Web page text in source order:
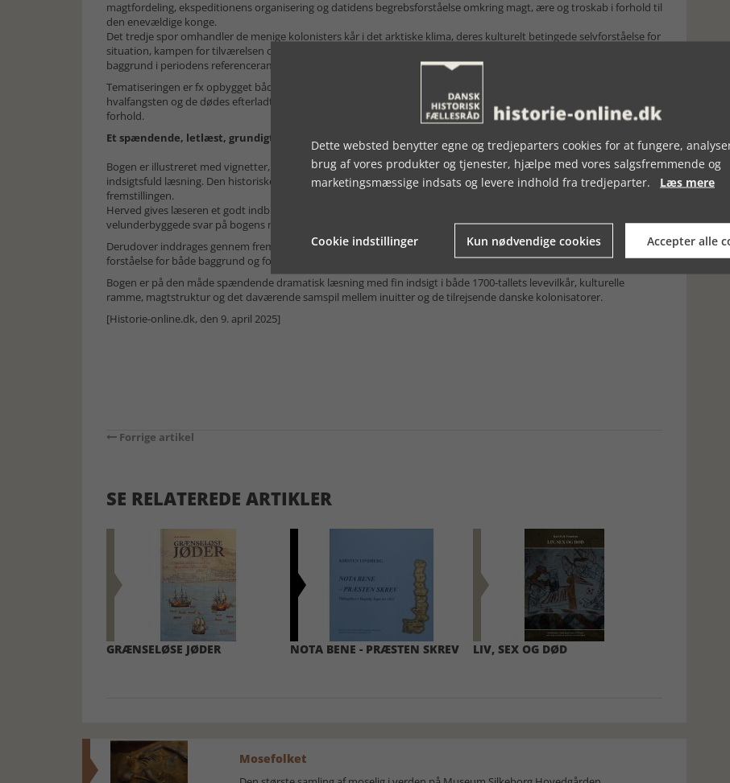
magtfordeling, ekspeditionens organisering og datidens begrebsforståelse omkring magt, ære og troskab i forhold til
den enevældige konge.
Det tredje spor omhandler de menige kolonisters kår i det arktiske klima, deres kulturelt betingede selvforståelse for
situation, kampen for tilværelsen og mødet med inuitterne - alt sammen i sammenhæng ud fra deres kulturelle
baggrund i periodens referenceramme.
Tematiseringen er fx opbygget både i fremstillingens kronologiske forløb og via kapitler centreret om fx kosten,
hvalfangsten og de dødes efterladte skibskister også her med analyse med udgangspunkt i de samtidshistoriske
forhold.
Et spændende, letlæst, grundigt researchet værk
Bogen er illustreret med vignetter, kort, samtidstegninger og fotos og udgør på en gang både spændende og
indsigtsfuld læsning. Den historiske og etniske ramme er bred og velfungerende og dertil fint inkorporeret i
fremstillingen.
Herved gives læseren et godt indblik i de agerendes baggrund og handlinger, som så igen giver glimrende og
velunderbyggede svar på bogens mange ”hvordan og hvorfor” spørgsmål.
Derudover inddrages gennem fremstillingen med stor kvalitet forfatternes stadige afvejning af sammenhæng og
forståelse for både baggrund og forløb af i de mange ofte altødelæggende konflikter og magtkampe.
Bogen er på den måde spændende dramatisk læsning med fin indsigt i både 1700-tallets levevilkår, kulturelle
ramme, magtstruktur og det daværende samspil mellem inuitter og de tilrejsende danske kolonisatorer.
[Historie-online.dk, den 9. april 2025]
Forrige artikel
SE RELATEREDE ARTIKLER
GRÆNSELØSE JØDER NOTA BENE - PRÆSTEN SKREV LIV, SEX OG DØD
Mosefolket
Dette websted benytter egne og tredjeparters cookies for at fungere,
brug af vores produkter og tjenester, hjælpe med vores salgsfremmende og
marketingsmæssige indsats og levere indhold fra tredjeparter. Læs mere
Cookie indstillinger Kun nødvendige cookies Accepter alle